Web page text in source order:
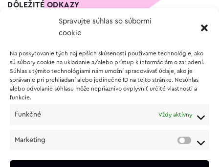
Spravujte súhlas so súbormi
cookie
Na poskytovanie tých najlepších skúseností používame technológie, ako
sú súbory cookie na ukladanie a/alebo prístup k informáciám o zariadení.
Súhlas s týmito technológiami nám umožní spracovávať údaje, ako je
správanie pri prehliadaní alebo jedinečné ID na tejto stránke. Nesúhlas
alebo odvolanie súhlasu môže nepriaznivo ovplyvniť určité vlastnosti a
funkcie.
Funkčné Vždy aktívny
Marketing
DÔLEŽITÉ ODKAZY
Vernostný program
O NÁKUPE
Vrátenie a reklamácia tovaru